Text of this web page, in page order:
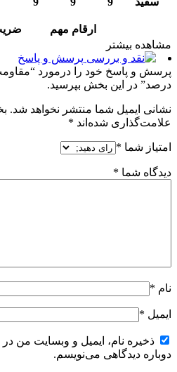
ارقام مهم
مشاهده بیشتر
پرسش و پاسخ
درصد” در این بخش بپرسید.
نشانی ایمیل شما منتشر نخواهد شد.
علامت‌گذاری شده‌اند *
امتیاز شما *
دیدگاه شما *
نام *
ایمیل *
ذخیره نام، ایمیل و وبسایت من
دوباره دیدگاهی می‌نویسم.